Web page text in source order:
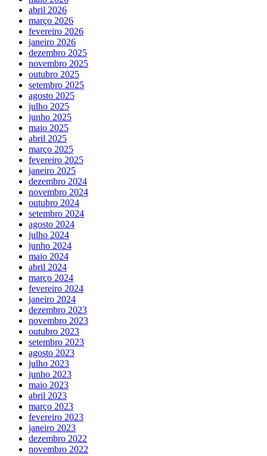
abril 2026
março 2026
fevereiro 2026
janeiro 2026
dezembro 2025
novembro 2025
outubro 2025
setembro 2025
agosto 2025
julho 2025
junho 2025
maio 2025
abril 2025
março 2025
fevereiro 2025
janeiro 2025
dezembro 2024
novembro 2024
outubro 2024
setembro 2024
agosto 2024
julho 2024
junho 2024
maio 2024
abril 2024
março 2024
fevereiro 2024
janeiro 2024
dezembro 2023
novembro 2023
outubro 2023
setembro 2023
agosto 2023
julho 2023
junho 2023
maio 2023
abril 2023
março 2023
fevereiro 2023
janeiro 2023
dezembro 2022
novembro 2022